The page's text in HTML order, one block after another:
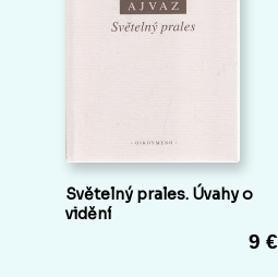
Světelný prales. Úvahy o
vidění
9 €